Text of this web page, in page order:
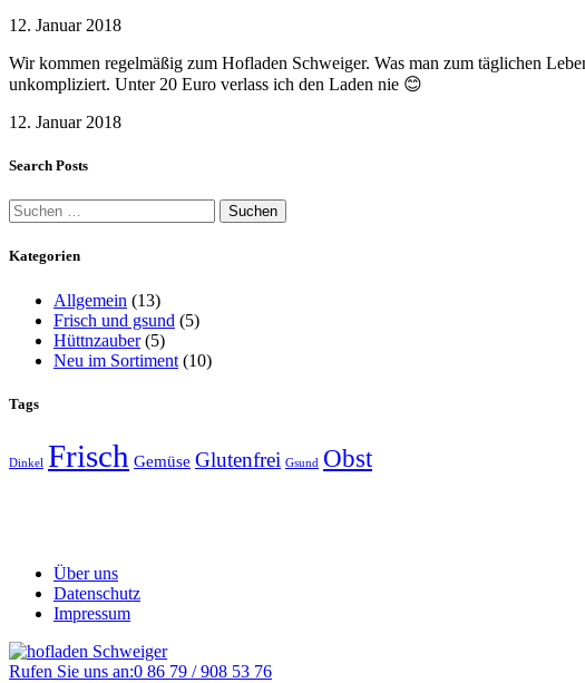
12. Januar 2018
Wir kommen regelmäßig zum Hofladen Schweiger. Was man zum täglichen
unkompliziert. Unter 20 Euro verlass ich den Laden nie 😊
12. Januar 2018
Search Posts
Suchen
nach:
Kategorien
Allgemein (13)
Frisch und gsund (5)
Hüttnzauber(5)
Neu im Sortiment (10)
Tags
Dinkel Frisch Gemüse Glutenfrei Gsund Obst
Über uns
Datenschutz
Impressum
Rufen Sie uns an:0 86 79 / 908 53 76